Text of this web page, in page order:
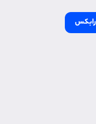
رابکس